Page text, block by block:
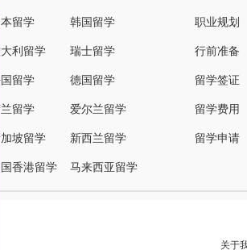
留学 韩国留学
大利留学 瑞士留学
国留学 德国留学
兰留学 爱尔兰留学
加坡留学 新西兰留学
国香港留学 马来西亚留学
职业规划
行前准备
留学签证
留学费用
留学申请
关于